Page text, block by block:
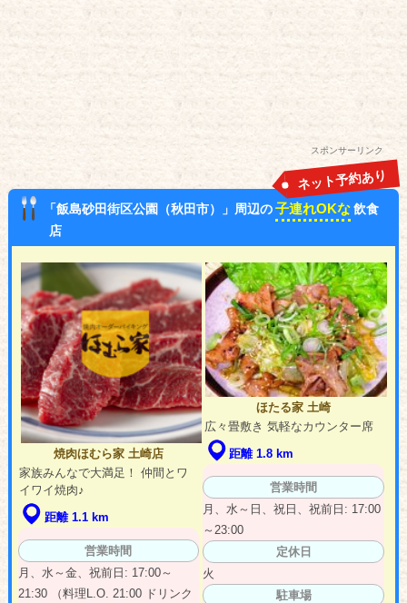
スポンサーリンク
「飯島砂田街区公園（秋田市）」周辺の子連れOKな 飲食
店
ネット予約あり
焼肉ほむら家 土崎店
家族みんなで大満足！ 仲間とワ
イワイ焼肉♪
距離 1.1 km
営業時間
月、水～金、祝前日: 17:00～
21:30 （料理L.O. 21:00 ドリンク
ほたる家 土崎
広々畳敷き 気軽なカウンター席
距離 1.8 km
営業時間
月、水～日、祝日、祝前日: 17:00
～23:00
定休日
火
駐車場